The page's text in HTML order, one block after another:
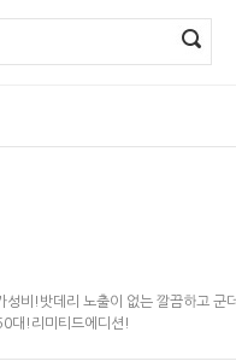
비!밧데리 노출이 없는 깔끔하고 군
대!리미티드에디션!